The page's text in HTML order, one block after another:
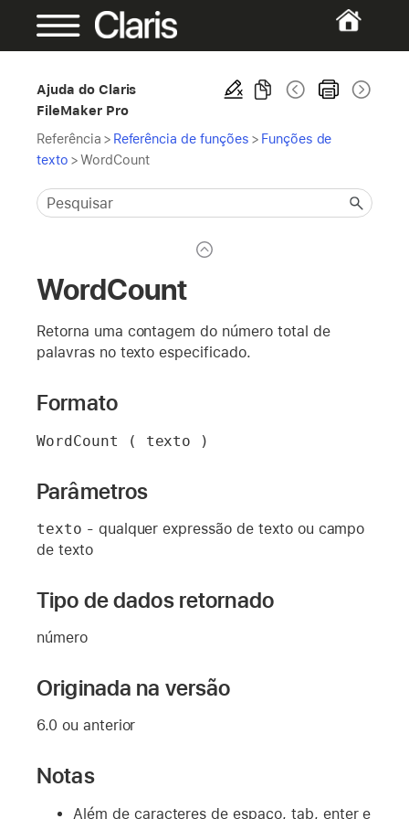
Ajuda do Claris
FileMaker Pro
Referência > Referência de funções > Funções de
texto >WordCount
WordCount
Retorna uma contagem do número total de
palavras no texto especificado.
Formato
WordCount ( texto )
Parâmetros
texto - qualquer expressão de texto ou campo
de texto
Tipo de dados retornado
número
Originada na versão
6.0 ou anterior
Notas
Além de caracteres de espaço, tab, enter e